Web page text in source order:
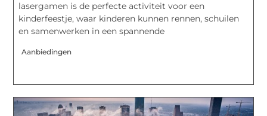
lasergamen is de perfecte activiteit voor een
kinderfeestje, waar kinderen kunnen rennen, schuilen
en samenwerken in een spannende
Aanbiedingen